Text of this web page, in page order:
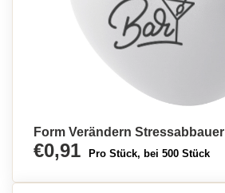
Form Verändern Stressabbauer
€0,91 Pro Stück, bei 500 Stück